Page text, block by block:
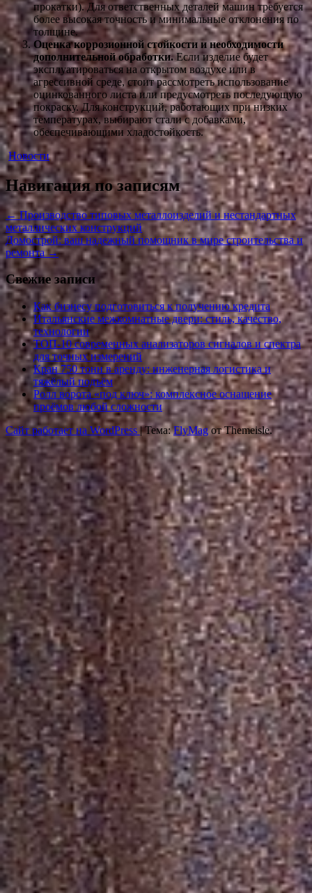
прокатки). Для ответственных деталей машин требуется
более высокая точность и минимальные отклонения по
толщине.
Оценка коррозионной стойкости и необходимости
дополнительной обработки.Если изделие будет
эксплуатироваться на открытом воздухе или в
агрессивной среде, стоит рассмотреть использование
оцинкованного листа или предусмотреть последующую
покраску. Для конструкций, работающих при низких
температурах, выбирают стали с добавками,
обеспечивающими хладостойкость.
Новости
Навигация по записям
←Производство типовых металлоизделий и нестандартных
металлических конструкций
Домострой: ваш надежный помощник в мире строительства и
ремонта→
Свежие записи
Как бизнесу подготовиться к получению кредита
Итальянские межкомнатные двери: стиль, качество,
технологии
ТОП-10 современных анализаторов сигналов и спектра
для точных измерений
Кран 750 тонн в аренду: инженерная логистика и
тяжёлый подъём
Ролл ворота «под ключ»: комплексное оснащение
проёмов любой сложности
Сайт работает на WordPress|Тема:FlyMagот Themeisle.